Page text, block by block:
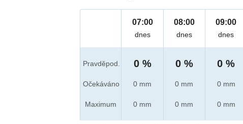
Pravděpod.
Očekáváno
Maximum
07:00
dnes
0 %
0 mm
0 mm
08:00
dnes
0 %
0 mm
0 mm
09:00
dnes
0 %
0 mm
0 mm